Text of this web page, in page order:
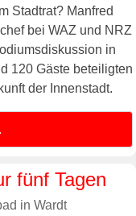
Stadtrat? Manfred
bei WAZ und NRZ
in
120 Gäste beteiligten
der Innenstadt.
fünf Tagen
in Wardt